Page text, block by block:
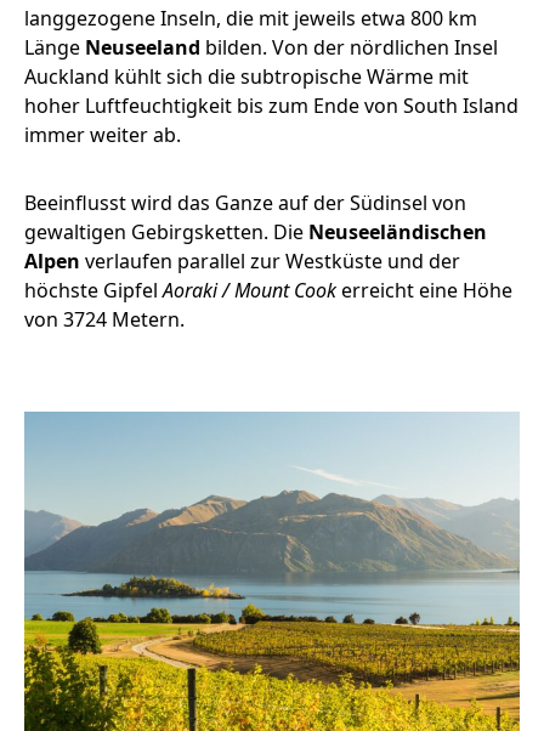
langgezogene Inseln, die mit jeweils etwa 800 km
Länge Neuseeland bilden. Von der nördlichen Insel
Auckland kühlt sich die subtropische Wärme mit
hoher Luftfeuchtigkeit bis zum Ende von South Island
immer weiter ab.
Beeinflusst wird das Ganze auf der Südinsel von
gewaltigen Gebirgsketten. Die Neuseeländischen
Alpen verlaufen parallel zur Westküste und der
höchste GipfelAoraki / Mount Cookerreicht eine Höhe
von 3724 Metern.